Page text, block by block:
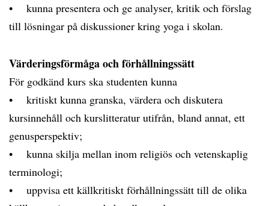
• kunna presentera och ge analyser, kritik och förslag
till lösningar på diskussioner kring yoga i skolan.
Värderingsförmåga och förhållningssätt
För godkänd kurs ska studenten kunna
• kritiskt kunna granska, värdera och diskutera
kursinnehåll och kurslitteratur utifrån, bland annat, ett
genusperspektiv;
• kunna skilja mellan inom religiös och vetenskaplig
terminologi;
• uppvisa ett källkritiskt förhållningssätt till de olika